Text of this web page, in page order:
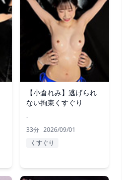
【小倉れみ】逃げられ
ない拘束くすぐり
-
33分 2026/09/01
くすぐり